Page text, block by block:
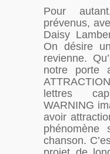
Pour
prévenus,
Daisy
On désire
revienne.
notre porte
lettres
WARNING
avoir
phénomène
chanson.